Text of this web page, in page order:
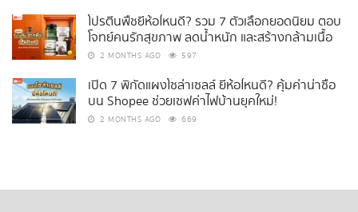
โปรตีนพืชยี่ห้อไหนดี? รวม 7 ตัวเลือกยอดนิยม ตอบ
โจทย์คนรักสุขภาพ ลดน้ำหนัก และสร้างกล้ามเนื้อ
2 MONTHS AGO 597
เปิด 7 พิกัดแผงโซล่าเซลล์ ยี่ห้อไหนดี? คุ้มค่าน่าซื้อ
บน Shopee ช่วยเซฟค่าไฟบ้านยุคใหม่!
2 MONTHS AGO 669